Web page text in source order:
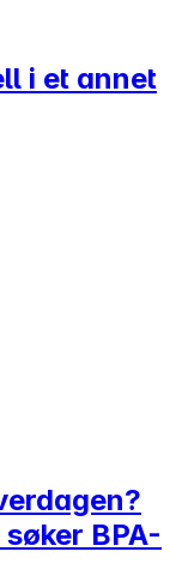
i et annet
BPA-